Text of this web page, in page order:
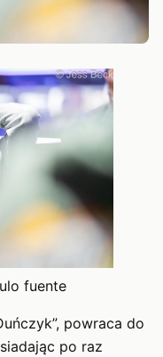
fuente
powraca do
po raz